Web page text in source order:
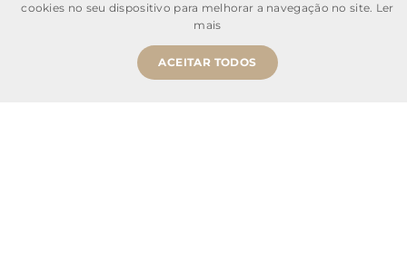
cookies no seu dispositivo para melhorar a navegação no site. Ler
mais
ACEITAR TODOS